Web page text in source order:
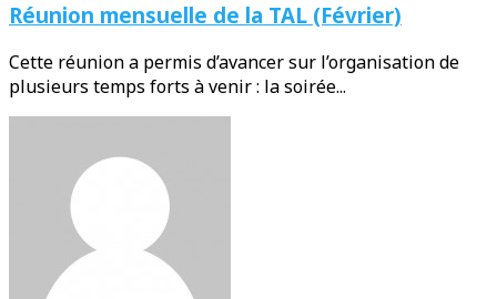
Réunion mensuelle de la TAL (Février)
Cette réunion a permis d’avancer sur l’organisation de
plusieurs temps forts à venir : la soirée...